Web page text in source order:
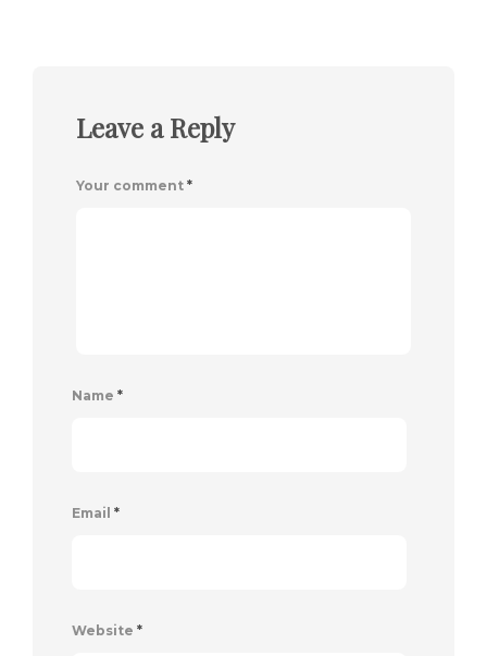
Leave a Reply
Your comment *
Name *
Email *
Website *